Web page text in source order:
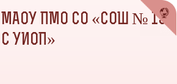
МАОУ ПМО СО «СОШ № 13
С УИОП»